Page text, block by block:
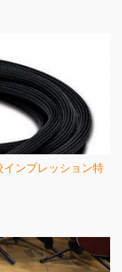
ンプレッション特